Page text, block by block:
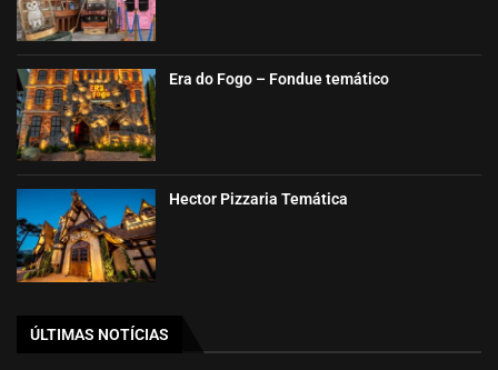
Era do Fogo – Fondue temático
Hector Pizzaria Temática
ÚLTIMAS NOTÍCIAS